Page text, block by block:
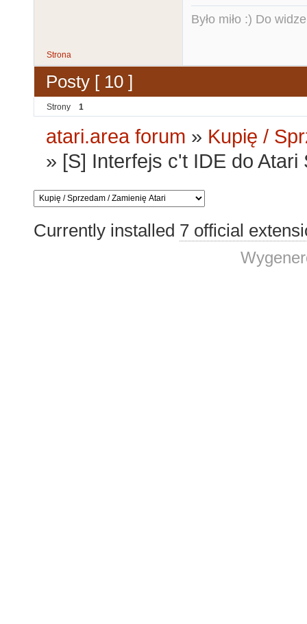
Było miło :) Do
Strona
Posty [ 10 ]
Strony 1
atari.area forum » Kupię /
» [S] Interfejs c't IDE do Atari
Currently installed 7 official